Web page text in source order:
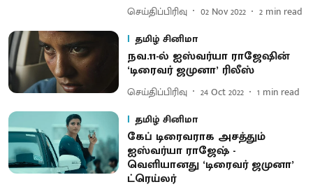
செய்திப்பிரிவு 02 Nov 2022 2 min read
தமிழ் சினிமா
நவ.11-ல் ஐஸ்வர்யா ராஜேஷின்
‘டிரைவர் ஜமுனா’ ரிலீஸ்
செய்திப்பிரிவு 24 Oct 2022 1 min read
தமிழ் சினிமா
கேப் டிரைவராக அசத்தும்
ஐஸ்வர்யா ராஜேஷ் -
வெளியானது ‘டிரைவர் ஜமுனா’
ட்ரெய்லர்